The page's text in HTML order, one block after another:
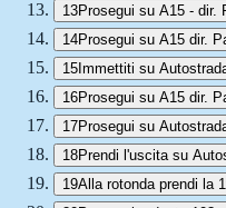
13Prosegui su A15 - dir.
14Prosegui su A15 dir.
15Immettiti su
16Prosegui su A15 dir.
17Prosegui su
18Prendi l'uscita su
19Alla rotonda prendi la